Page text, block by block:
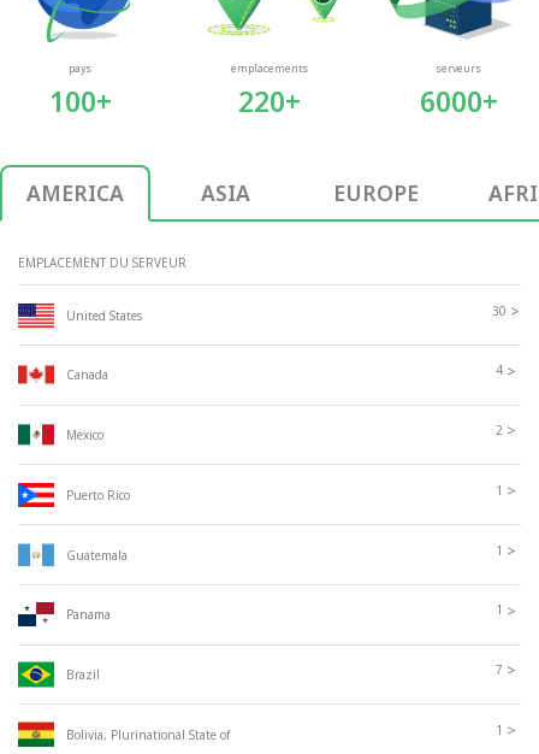
pays
100+
emplacements
220+
serveurs
6000+
AMERICA ASIA EUROPE
EMPLACEMENT DU SERVEUR
United States 30 >
Canada 4 >
Mexico 2 >
Puerto Rico 1 >
Guatemala 1 >
Panama 1 >
Brazil 7 >
Bolivia, Plurinational State of 1 >